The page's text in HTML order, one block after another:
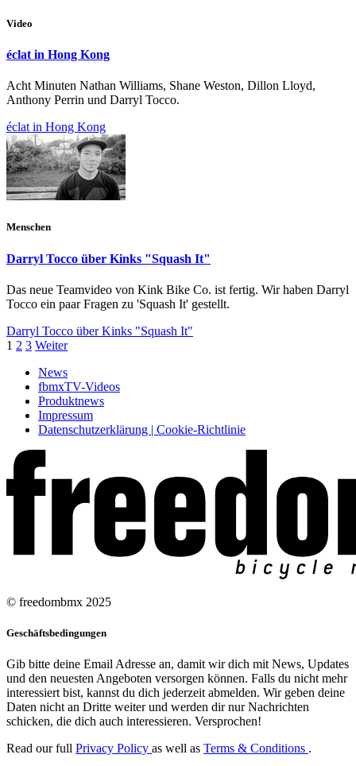
Video
éclat in Hong Kong
Acht Minuten Nathan Williams, Shane Weston, Dillon Lloyd,
Anthony Perrin und Darryl Tocco.
éclat in Hong Kong
Menschen
Darryl Tocco über Kinks "Squash It"
Das neue Teamvideo von Kink Bike Co. ist fertig. Wir haben Darryl
Tocco ein paar Fragen zu 'Squash It' gestellt.
Darryl Tocco über Kinks "Squash It"
1 2 3 Weiter
News
fbmxTV-Videos
Produktnews
Impressum
Datenschutzerklärung | Cookie-Richtlinie
© freedombmx 2025
Geschäftsbedingungen
Gib bitte deine Email Adresse an, damit wir dich mit News, Updates
und den neuesten Angeboten versorgen können. Falls du nicht mehr
interessiert bist, kannst du dich jederzeit abmelden. Wir geben deine
Daten nicht an Dritte weiter und werden dir nur Nachrichten
schicken, die dich auch interessieren. Versprochen!
Read our full Privacy Policy as well as Terms & Conditions .